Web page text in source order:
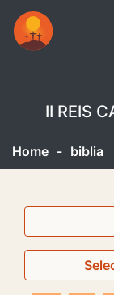
II REIS
Home - biblia